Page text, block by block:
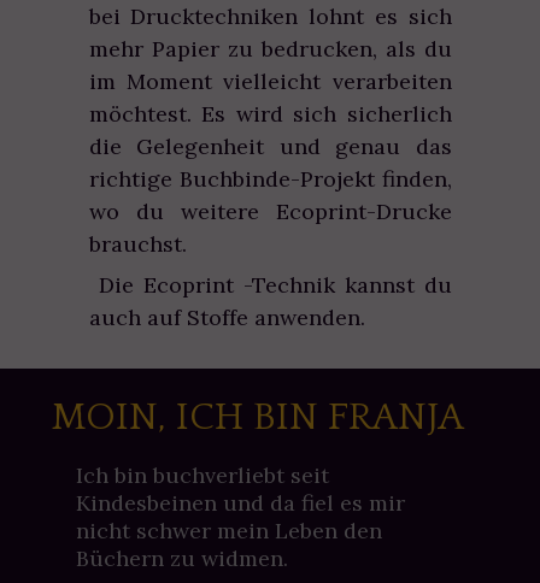
bei Drucktechniken lohnt es sich
mehr Papier zu bedrucken, als du
im Moment vielleicht verarbeiten
möchtest. Es wird sich sicherlich
die Gelegenheit und genau das
richtige Buchbinde-Projekt finden,
wo du weitere Ecoprint-Drucke
brauchst.
Die Ecoprint -Technik kannst du
auch auf Stoffe anwenden.
MOIN, ICH BIN FRANJA
Ich bin buchverliebt seit
Kindesbeinen und da fiel es mir
nicht schwer mein Leben den
Büchern zu widmen.